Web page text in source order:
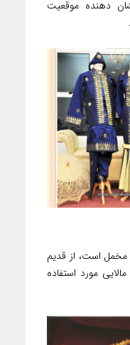
دهنده موقعیت
مخمل است، از قدیم
مورد استفاده